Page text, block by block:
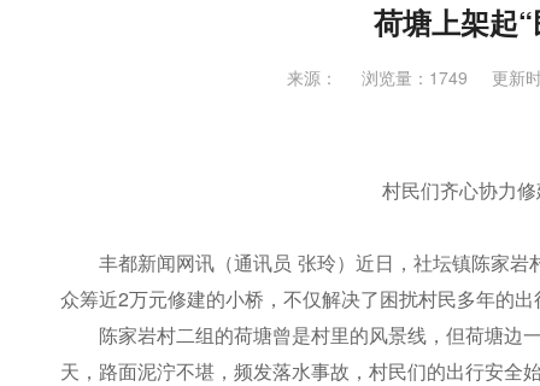
荷塘上架起
来源： 浏览量：1749 更新
村民们齐心协力修
丰都新闻网讯（通讯员 张玲）近日，社坛镇陈家
众筹近2万元修建的小桥，不仅解决了困扰村民多年的
陈家岩村二组的荷塘曾是村里的风景线，但荷塘边
天，路面泥泞不堪，频发落水事故，村民们的出行安全